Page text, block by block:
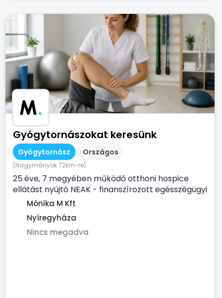
M.
Gyógytornászokat keresünk
Gyógytornász Országos
(Nagymányok 72km-re)
25 éve, 7 megyében működő otthoni hospice
ellátást nyújtó NEAK - finanszírozott egésszégügyi
szolgálat...
Mónika M Kft
Nyíregyháza
Nincs megadva